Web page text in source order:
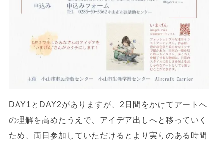
DAY1とDAY2がありますが、2日間をかけてアートへ
の理解を高めたうえで、アイデア出しへと移っていく
ため、両日参加していただけるとより実りのある時間